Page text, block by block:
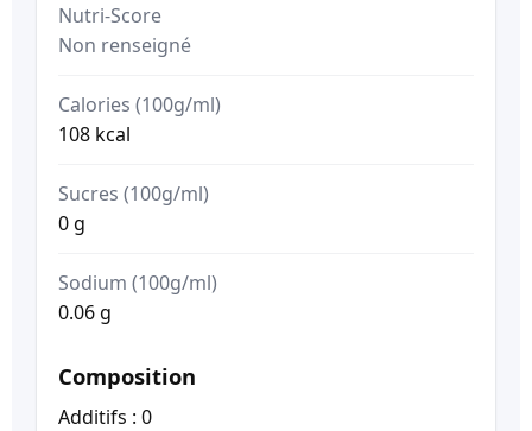
Nutri-Score
Non renseigné
Calories (100g/ml)
108 kcal
Sucres (100g/ml)
0 g
Sodium (100g/ml)
0.06 g
Composition
Additifs : 0